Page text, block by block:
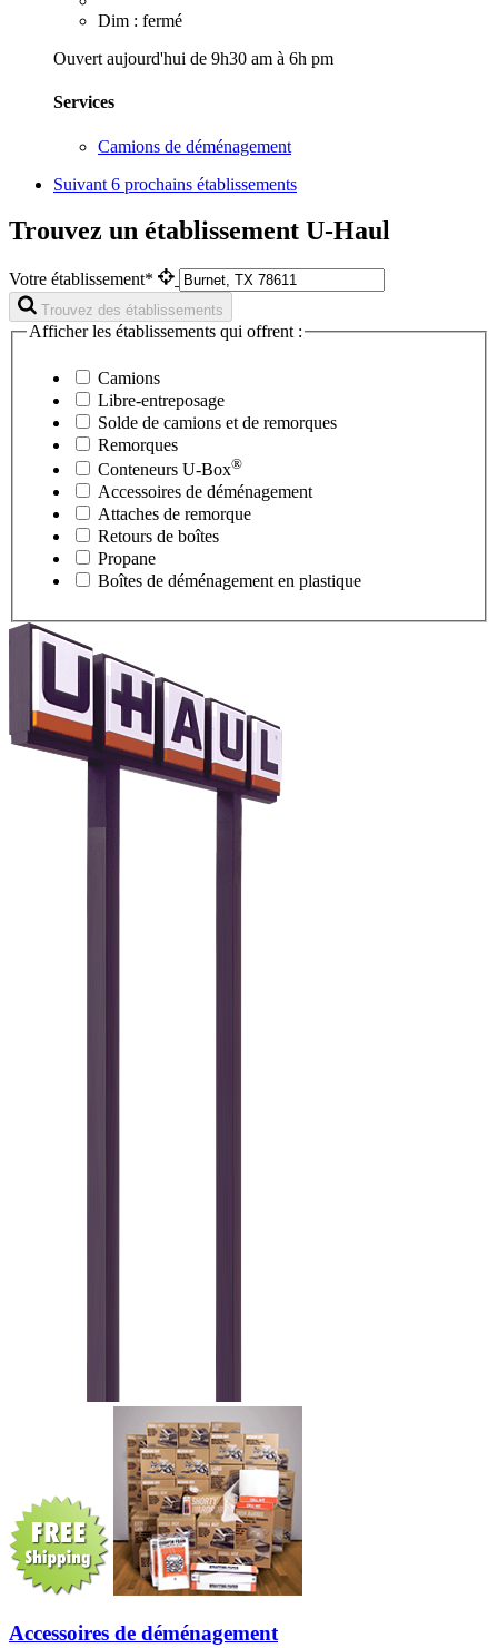
Dim : fermé
Ouvert aujourd'hui de 9h30 am à 6h pm
Services
Camions de déménagement
Suivant 6 prochains établissements
Trouvez un établissement U-Haul
Votre établissement*
Trouvez des établissements
Afficher les établissements qui offrent :
Camions
Libre-entreposage
Solde de camions et de remorques
Remorques
Conteneurs U-Box®
Accessoires de déménagement
Attaches de remorque
Retours de boîtes
Propane
Boîtes de déménagement en plastique
Accessoires de déménagement